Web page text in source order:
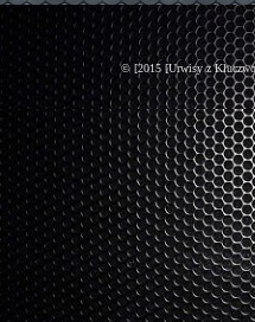
© [2015 [Urwisy z